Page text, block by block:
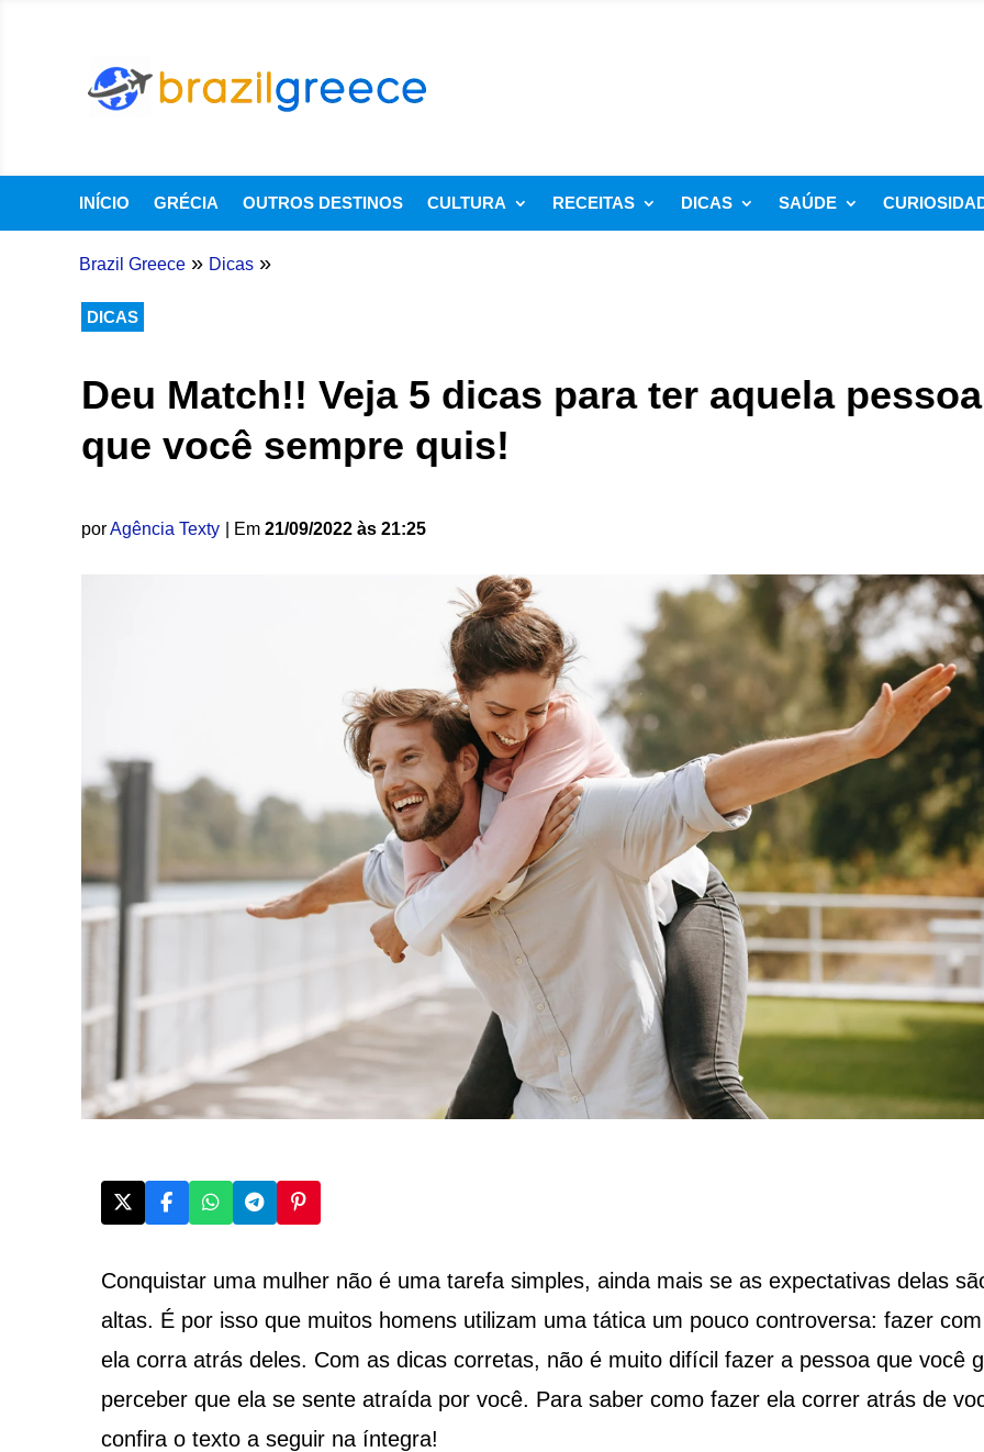
INÍCIO GRÉCIA OUTROS DESTINOS CULTURA RECEITAS DICAS SAÚDE
Brazil Greece » Dicas »
DICAS
Deu Match!! Veja 5 dicas para ter aquela pessoa
que você sempre quis!
porAgência Texty | Em 21/09/2022 às 21:25
Conquistar uma mulher não é uma tarefa simples, ainda mais se as expectativas delas
altas. É por isso que muitos homens utilizam uma tática um pouco controversa: fazer
ela corra atrás deles. Com as dicas corretas, não é muito difícil fazer a pessoa que você
perceber que ela se sente atraída por você. Para saber como fazer ela correr atrás de
confira o texto a seguir na íntegra!